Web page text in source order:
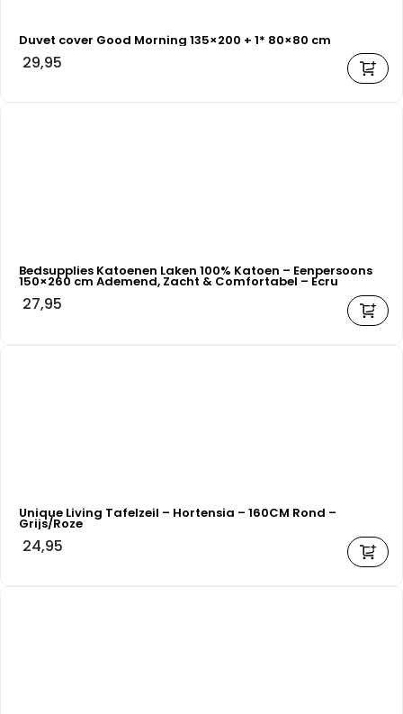
Duvet cover Good Morning 135×200 + 1* 80×80 cm
29,95
Bedsupplies Katoenen Laken 100% Katoen – Eenpersoons
150×260 cm Ademend, Zacht & Comfortabel – Ecru
27,95
Unique Living Tafelzeil – Hortensia – 160CM Rond –
Grijs/Roze
24,95